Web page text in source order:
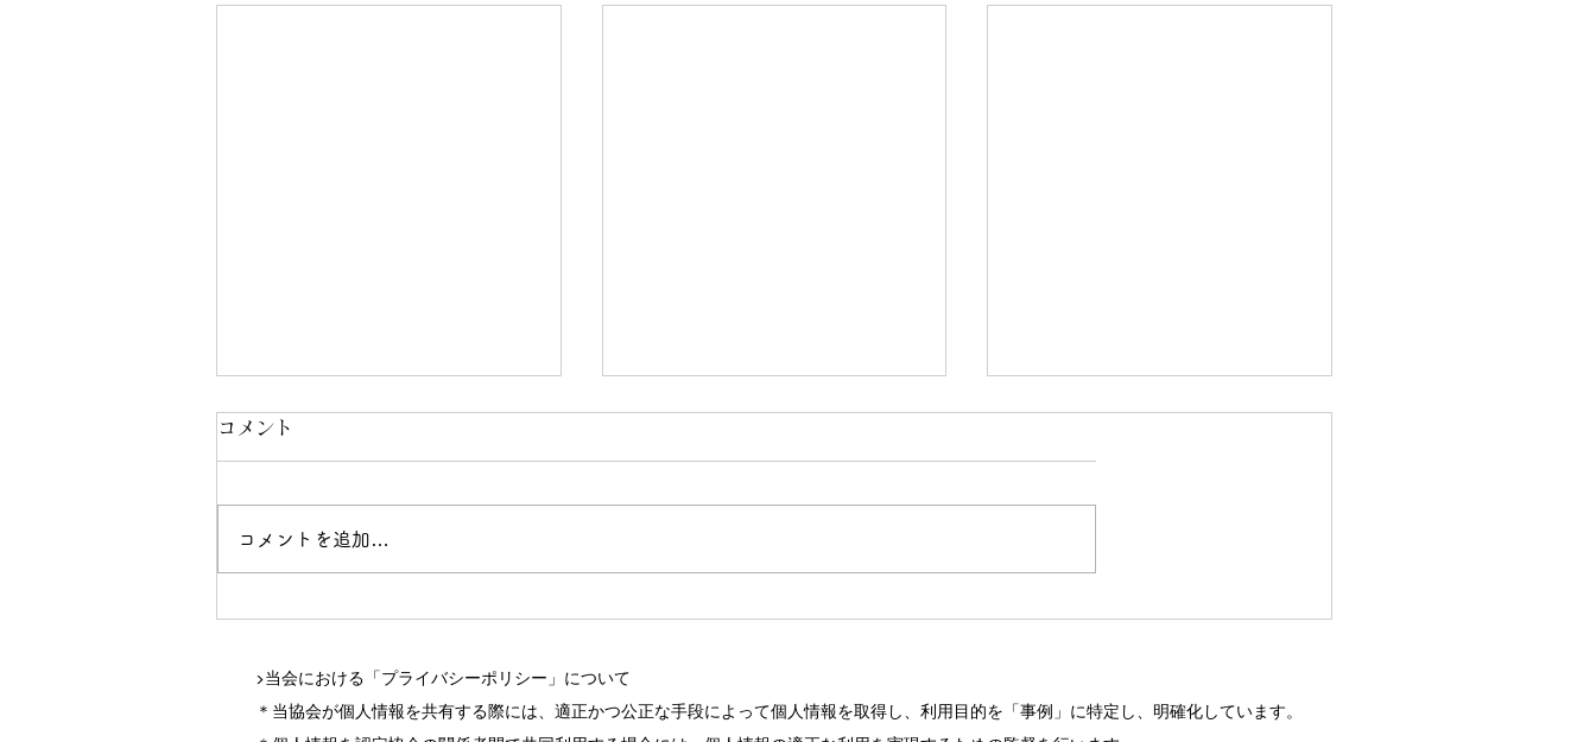
メッセンジャーナースへの近
研鑽セミナーI・IIのタイトル
あなたもメッセンジャーナー
コメント
コメントを追加…
▶当会における「プライバシーポリシー」について
＊当協会が個人情報を共有する際には、適正かつ公正な手段によって個人情報を取得し、利用目的を「事例」に特定し、明確化しています。